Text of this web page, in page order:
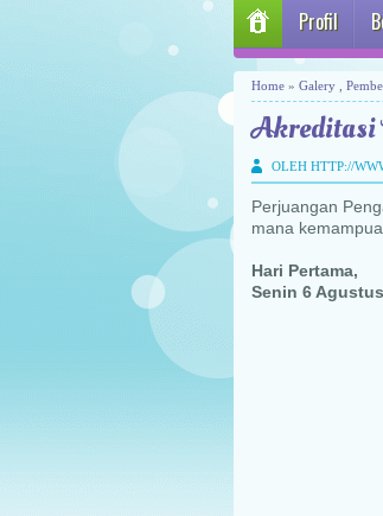
Profil
Home » Galery
Akreditasi
OLEH HTTP://
Perjuangan
mana
Hari Pertama,
Senin 6